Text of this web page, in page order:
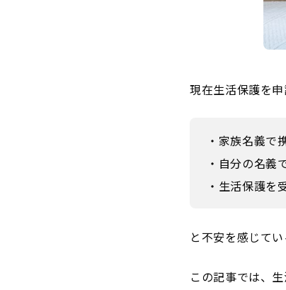
現在生活保護を
・家族名義で
・自分の名義
・生活保護を
と不安を感じて
この記事では、